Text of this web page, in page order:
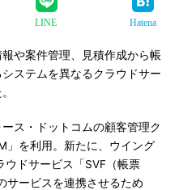
LINE Hatena
や案件管理、見積作成から帳
ステムを異なるクラウドサー
ス・ドットコムの顧客管理ク
」を利用。新たに、ウイング
ウドサービス「SVF（帳票
サービスを連携させるため